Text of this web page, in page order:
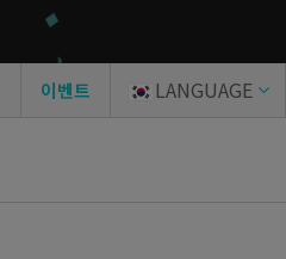
이벤트 LANGUAGE